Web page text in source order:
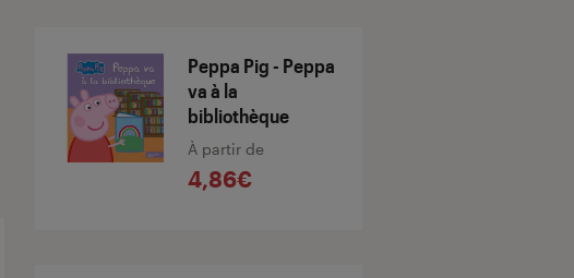
Peppa Pig - Peppa
va à la
bibliothèque
À partir de
4,86€